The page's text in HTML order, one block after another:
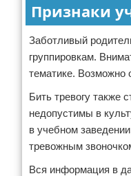
Признаки
Заботливый
группировкам.
тематике. Возможно
Бить тревогу также
недопустимы в
в учебном
тревожным
Вся информация в